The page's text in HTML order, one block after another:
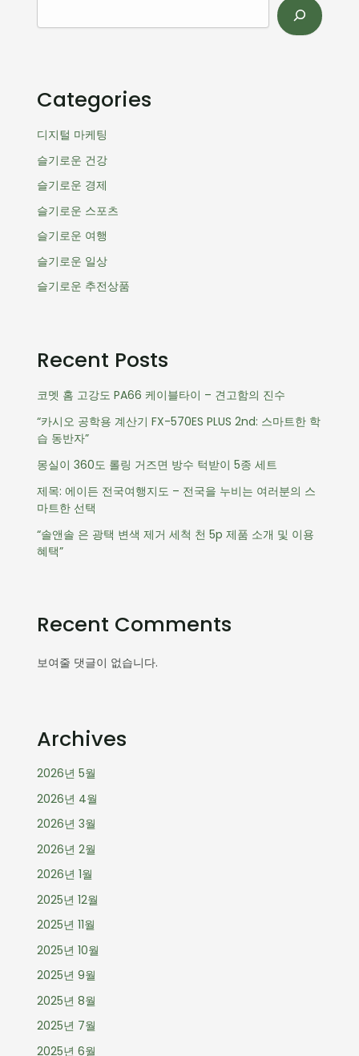
Categories
디지털 마케팅
슬기로운 건강
슬기로운 경제
슬기로운 스포츠
슬기로운 여행
슬기로운 일상
슬기로운 추전상품
Recent Posts
코멧 홈 고강도 PA66 케이블타이 – 견고함의 진수
“카시오 공학용 계산기 FX-570ES PLUS 2nd: 스마트한 학
습 동반자”
몽실이 360도 롤링 거즈면 방수 턱받이 5종 세트
제목: 에이든 전국여행지도 – 전국을 누비는 여러분의 스
마트한 선택
“솔앤솔 은 광택 변색 제거 세척 천 5p 제품 소개 및 이용
혜택”
Recent Comments
보여줄 댓글이 없습니다.
Archives
2026년 5월
2026년 4월
2026년 3월
2026년 2월
2026년 1월
2025년 12월
2025년 11월
2025년 10월
2025년 9월
2025년 8월
2025년 7월
2025년 6월